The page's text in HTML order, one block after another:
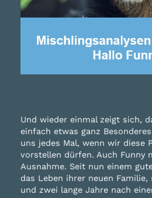
Und wieder einmal zeigt sich,
einfach etwas ganz
uns jedes Mal, wenn wir diese
vorstellen dürfen. Auch Funny
Ausnahme. Seit nun einem
das Leben ihrer neuen
und zwei lange Jahre nach